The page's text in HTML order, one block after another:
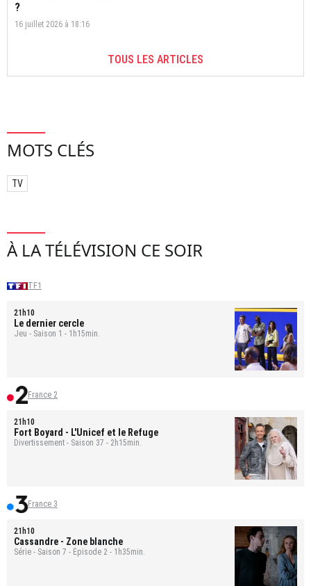
?
16 juillet 2026 à 18:16
TOUS LES ARTICLES
MOTS CLÉS
TV
À LA TÉLÉVISION CE SOIR
TF1
21h10
Le dernier cercle
Jeu - Saison 1 - 1h15min.
France 2
21h10
Fort Boyard - L'Unicef et le Refuge
Divertissement - Saison 37 - 2h15min.
France 3
21h10
Cassandre - Zone blanche
Série - Saison 7 - Épisode 2 - 1h35min.